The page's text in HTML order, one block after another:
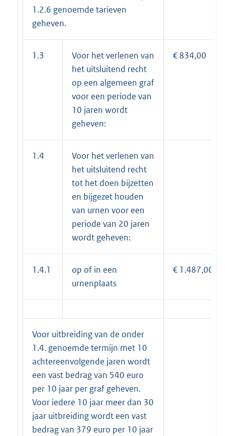
1.2.6 genoemde tarieven
geheven.
1.3
Voor het verlenen van
het uitsluitend recht
op een algemeen graf
voor een periode van
10 jaren wordt
geheven:
€ 834,00
1.4
Voor het verlenen van
het uitsluitend recht
tot het doen bijzetten
en bijgezet houden
van urnen voor een
periode van 20 jaren
wordt geheven:
1.4.1
op of in een
urnenplaats
€ 1.487,00
Voor uitbreiding van de onder
1.4. genoemde termijn met 10
achtereenvolgende jaren wordt
een vast bedrag van 540 euro
per 10 jaar per graf geheven.
Voor iedere 10 jaar meer dan 30
jaar uitbreiding wordt een vast
bedrag van 379 euro per 10 jaar